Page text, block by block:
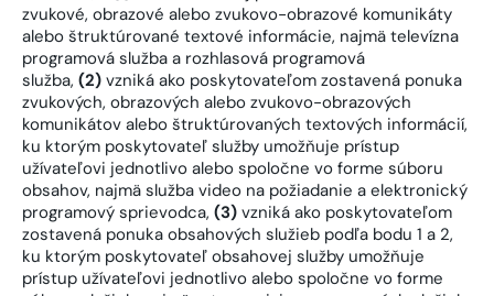
zvukové, obrazové alebo zvukovo-obrazové komunikáty
alebo štruktúrované textové informácie, najmä televízna
programová služba a rozhlasová programová
služba, (2) vzniká ako poskytovateľom zostavená ponuka
zvukových, obrazových alebo zvukovo-obrazových
komunikátov alebo štruktúrovaných textových informácií,
ku ktorým poskytovateľ služby umožňuje prístup
užívateľovi jednotlivo alebo spoločne vo forme súboru
obsahov, najmä služba video na požiadanie a elektronický
programový sprievodca, (3) vzniká ako poskytovateľom
zostavená ponuka obsahových služieb podľa bodu 1 a 2,
ku ktorým poskytovateľ obsahovej služby umožňuje
prístup užívateľovi jednotlivo alebo spoločne vo forme